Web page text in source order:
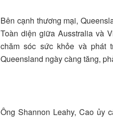
Bên cạnh thương mại,
Toàn diện giữa Ausstralia và
chăm sóc sức khỏe và phát
Queensland ngày càng tăng,
Ông Shannon Leahy, Cao ủy